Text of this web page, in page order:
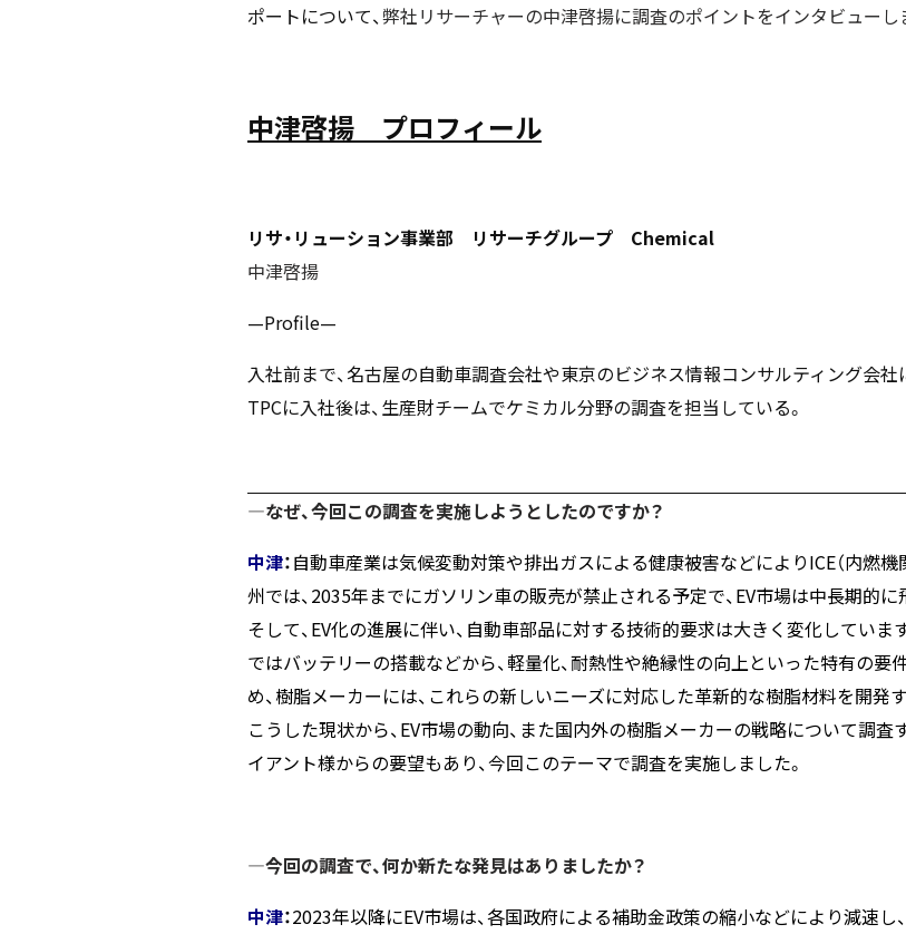
ポートについて、弊社リサーチャーの中津啓揚に調査のポイントをインタビューし
中津啓揚 プロフィール
リサ・リューション事業部 リサーチグループ Chemical
中津啓揚
—Profile—
入社前まで、名古屋の自動車調査会社や東京のビジネス情報コンサルティング会社
TPCに入社後は、生産財チームでケミカル分野の調査を担当している。
―なぜ、今回この調査を実施しようとしたのですか？
中津：自動車産業は気候変動対策や排出ガスによる健康被害などによりICE（内燃機
州では、2035年までにガソリン車の販売が禁止される予定で、EV市場は中長期的
そして、EV化の進展に伴い、自動車部品に対する技術的要求は大きく変化していま
ではバッテリーの搭載などから、軽量化、耐熱性や絶縁性の向上といった特有の
め、樹脂メーカーには、これらの新しいニーズに対応した革新的な樹脂材料を開発
こうした現状から、EV市場の動向、また国内外の樹脂メーカーの戦略について調
イアント様からの要望もあり、今回このテーマで調査を実施しました。
―今回の調査で、何か新たな発見はありましたか？
中津：2023年以降にEV市場は、各国政府による補助金政策の縮小などにより減速